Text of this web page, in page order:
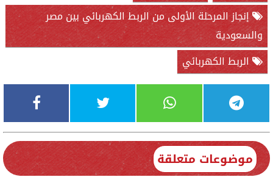
إنجاز المرحلة الأولى من الربط الكهربائي بين مصر
والسعودية
الربط الكهربائي
موضوعات متعلقة